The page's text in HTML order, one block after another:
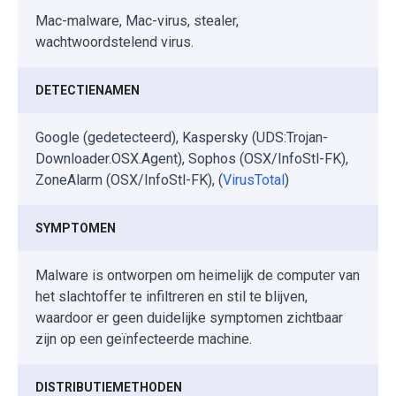
Mac-malware, Mac-virus, stealer,
wachtwoordstelend virus.
DETECTIENAMEN
Google (gedetecteerd), Kaspersky (UDS:Trojan-
Downloader.OSX.Agent), Sophos (OSX/InfoStl-FK),
ZoneAlarm (OSX/InfoStl-FK), (VirusTotal )
SYMPTOMEN
Malware is ontworpen om heimelijk de computer van
het slachtoffer te infiltreren en stil te blijven,
waardoor er geen duidelijke symptomen zichtbaar
zijn op een geïnfecteerde machine.
DISTRIBUTIEMETHODEN